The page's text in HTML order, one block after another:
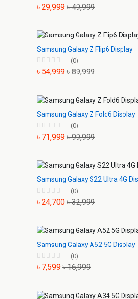
৳ 29,999 ৳ 49,999
Samsung Galaxy Z Flip6 Display
(0)
৳ 54,999 ৳ 89,999
Samsung Galaxy Z Fold6 Display
(0)
৳ 71,999 ৳ 99,999
Samsung Galaxy S22 Ultra 4G
(0)
৳ 24,700 ৳ 32,999
Samsung Galaxy A52 5G Display
(0)
৳ 7,599 ৳ 16,999